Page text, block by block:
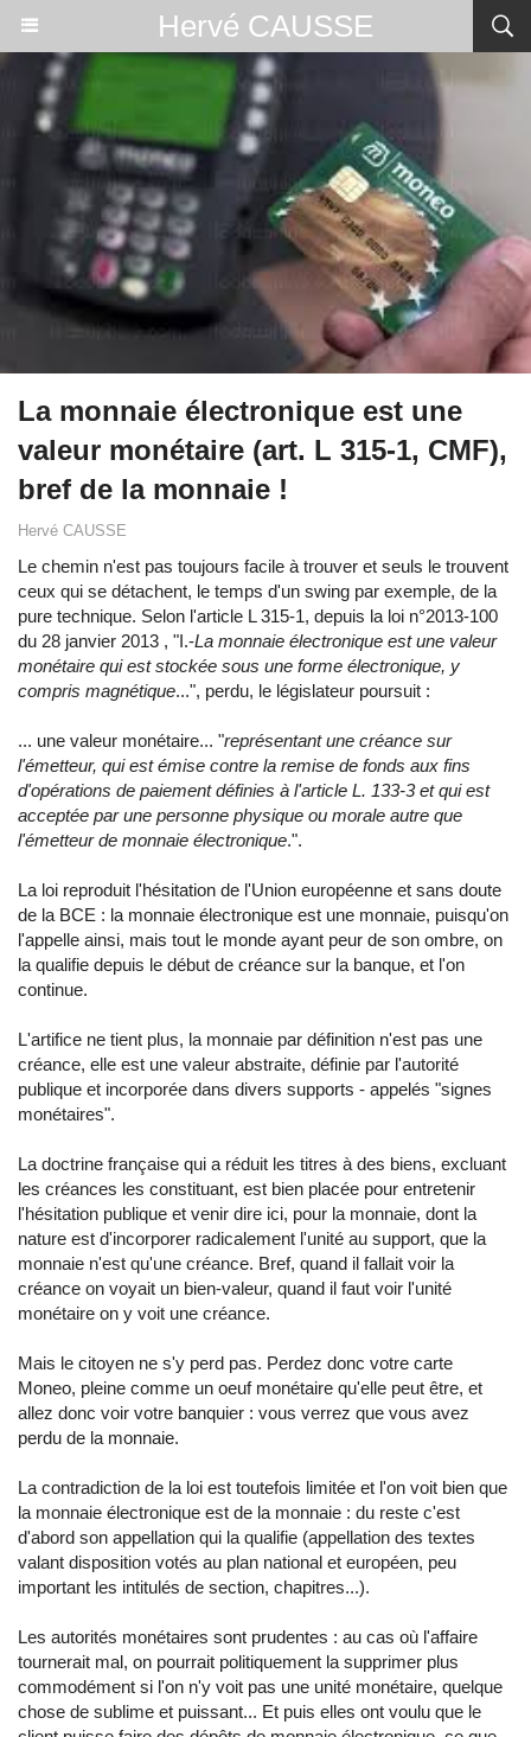
Hervé CAUSSE
La monnaie électronique est une
valeur monétaire (art. L 315-1, CMF),
bref de la monnaie !
Hervé CAUSSE
Le chemin n'est pas toujours facile à trouver et seuls le trouvent
ceux qui se détachent, le temps d'un swing par exemple, de la
pure technique. Selon l'article L 315-1, depuis la loi n°2013-100
du 28 janvier 2013 , "I.-La monnaie électronique est une valeur
monétaire qui est stockée sous une forme électronique, y
compris magnétique...", perdu, le législateur poursuit :
... une valeur monétaire... "représentant une créance sur
l'émetteur, qui est émise contre la remise de fonds aux fins
d'opérations de paiement définies à l'article L. 133-3 et qui est
acceptée par une personne physique ou morale autre que
l'émetteur de monnaie électronique.".
La loi reproduit l'hésitation de l'Union européenne et sans doute
de la BCE : la monnaie électronique est une monnaie, puisqu'on
l'appelle ainsi, mais tout le monde ayant peur de son ombre, on
la qualifie depuis le début de créance sur la banque, et l'on
continue.
L'artifice ne tient plus, la monnaie par définition n'est pas une
créance, elle est une valeur abstraite, définie par l'autorité
publique et incorporée dans divers supports - appelés "signes
monétaires".
La doctrine française qui a réduit les titres à des biens, excluant
les créances les constituant, est bien placée pour entretenir
l'hésitation publique et venir dire ici, pour la monnaie, dont la
nature est d'incorporer radicalement l'unité au support, que la
monnaie n'est qu'une créance. Bref, quand il fallait voir la
créance on voyait un bien-valeur, quand il faut voir l'unité
monétaire on y voit une créance.
Mais le citoyen ne s'y perd pas. Perdez donc votre carte
Moneo, pleine comme un oeuf monétaire qu'elle peut être, et
allez donc voir votre banquier : vous verrez que vous avez
perdu de la monnaie.
La contradiction de la loi est toutefois limitée et l'on voit bien que
la monnaie électronique est de la monnaie : du reste c'est
d'abord son appellation qui la qualifie (appellation des textes
valant disposition votés au plan national et européen, peu
important les intitulés de section, chapitres...).
Les autorités monétaires sont prudentes : au cas où l'affaire
tournerait mal, on pourrait politiquement la supprimer plus
commodément si l'on n'y voit pas une unité monétaire, quelque
chose de sublime et puissant... Et puis elles ont voulu que le